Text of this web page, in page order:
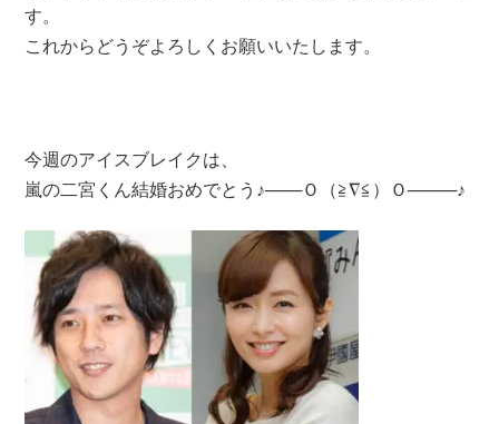
す。
これからどうぞよろしくお願いいたします。
今週のアイスブレイクは、
嵐の二宮くん結婚おめでとう♪───Ｏ（≧∇≦）Ｏ────♪